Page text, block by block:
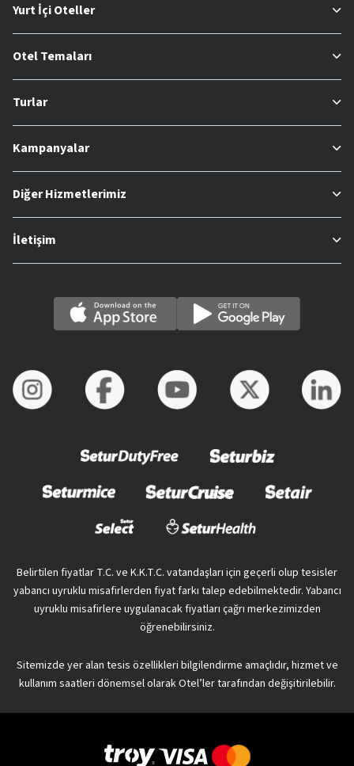
Yurt İçi Oteller
Otel Temaları
Turlar
Kampanyalar
Diğer Hizmetlerimiz
İletişim
Belirtilen fiyatlar T.C. ve K.K.T.C. vatandaşları için geçerli olup tesisler
yabancı uyruklu misafirlerden fiyat farkı talep edebilmektedir. Yabancı
uyruklu misafirlere uygulanacak fiyatları çağrı merkezimizden
öğrenebilirsiniz.
Sitemizde yer alan tesis özellikleri bilgilendirme amaçlıdır, hizmet ve
kullanım saatleri dönemsel olarak Otel’ler tarafından değişitirilebilir.